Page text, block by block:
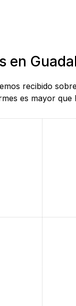
en
recibido
es mayor